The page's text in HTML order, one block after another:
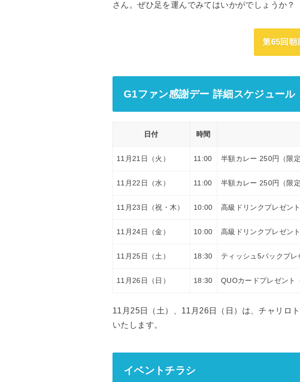
さん。ぜひ足を運んでみてはいかがでしょうか？
第65回朝
G1ファン感謝デー 詳細スケジュール
日付 時間
11月21日（火） 11:00 半額カレー 250円（限定
11月22日（水） 11:00 半額カレー 250円（限定
11月23日（祝・木） 10:00 高級ドリンクプレゼン
11月24日（金） 10:00 高級ドリンクプレゼン
11月25日（土） 18:30 ティッシュ5パックプ
11月26日（日） 18:30 QUOカードプレゼント
11月25日（土）、11月26日（日）は、チャリロ
いたします。
イベントチラシ